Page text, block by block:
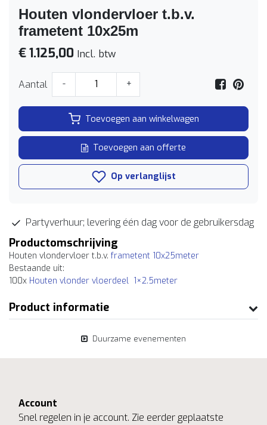
Houten vlondervloer t.b.v.
frametent 10x25m
€ 1.125,00 Incl. btw
Aantal - +
Toevoegen aan winkelwagen
Toevoegen aan offerte
Op verlanglijst
Partyverhuur; levering één dag voor de gebruikersdag
Productomschrijving
Houten vlondervloer t.b.v. frametent 10x25meter
Bestaande uit:
100x Houten vlonder vloerdeel 1×2.5meter
Product informatie
Duurzame evenementen
Account
Snel regelen in je account. Zie eerder geplaatste